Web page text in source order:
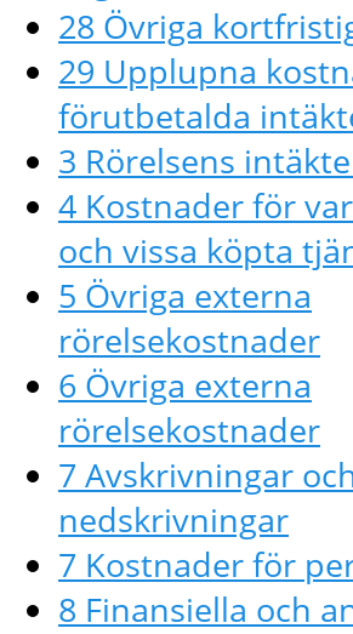
28 Övriga
29 Upplupna
förutbetalda
3 Rörelsens
4 Kostnader för
och vissa köpta
5 Övriga externa
rörelsekostnader
6 Övriga externa
rörelsekostnader
7 Avskrivningar
nedskrivningar
7 Kostnader för
8 Finansiella och